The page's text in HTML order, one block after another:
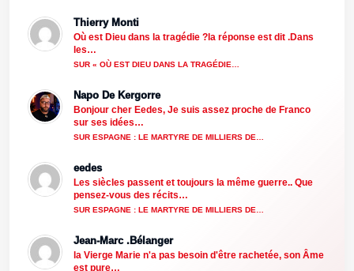
Thierry Monti
Où est Dieu dans la tragédie ?la réponse est dit .Dans
les…
SUR « OÙ EST DIEU DANS LA TRAGÉDIE…
Napo De Kergorre
Bonjour cher Eedes, Je suis assez proche de Franco
sur ses idées…
SUR ESPAGNE : LE MARTYRE DE MILLIERS DE…
eedes
Les siècles passent et toujours la même guerre.. Que
pensez-vous des récits…
SUR ESPAGNE : LE MARTYRE DE MILLIERS DE…
Jean-Marc .Bélanger
la Vierge Marie n'a pas besoin d'être rachetée, son Âme
est pure…